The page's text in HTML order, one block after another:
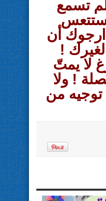
تسمع
ستتعس
أن
لغيرك !
لا يمتّ
! ولا
توجيه من